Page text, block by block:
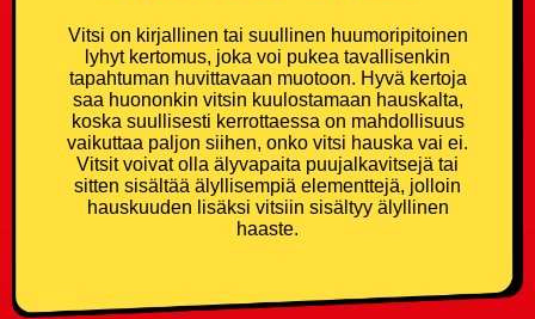
Vitsi on kirjallinen tai suullinen huumoripitoinen
lyhyt kertomus, joka voi pukea tavallisenkin
tapahtuman huvittavaan muotoon. Hyvä kertoja
saa huononkin vitsin kuulostamaan hauskalta,
koska suullisesti kerrottaessa on mahdollisuus
vaikuttaa paljon siihen, onko vitsi hauska vai ei.
Vitsit voivat olla älyvapaita puujalkavitsejä tai
sitten sisältää älyllisempiä elementtejä, jolloin
hauskuuden lisäksi vitsiin sisältyy älyllinen
haaste.